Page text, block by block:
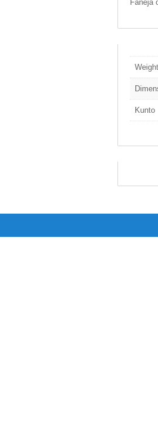
Faneja
Weight
Kunto